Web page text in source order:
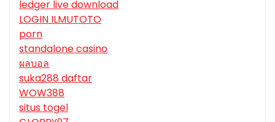
ledger live download
LOGIN ILMUTOTO
porn
standalone casino
ผลบอล
suka288 daftar
WOW388
situs togel